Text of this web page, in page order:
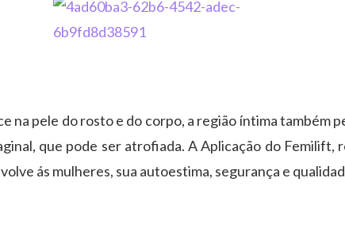
na pele do rosto e do corpo, a região íntima também
que pode ser atrofiada. A Aplicação do Femilift,
ás mulheres, sua autoestima, segurança e